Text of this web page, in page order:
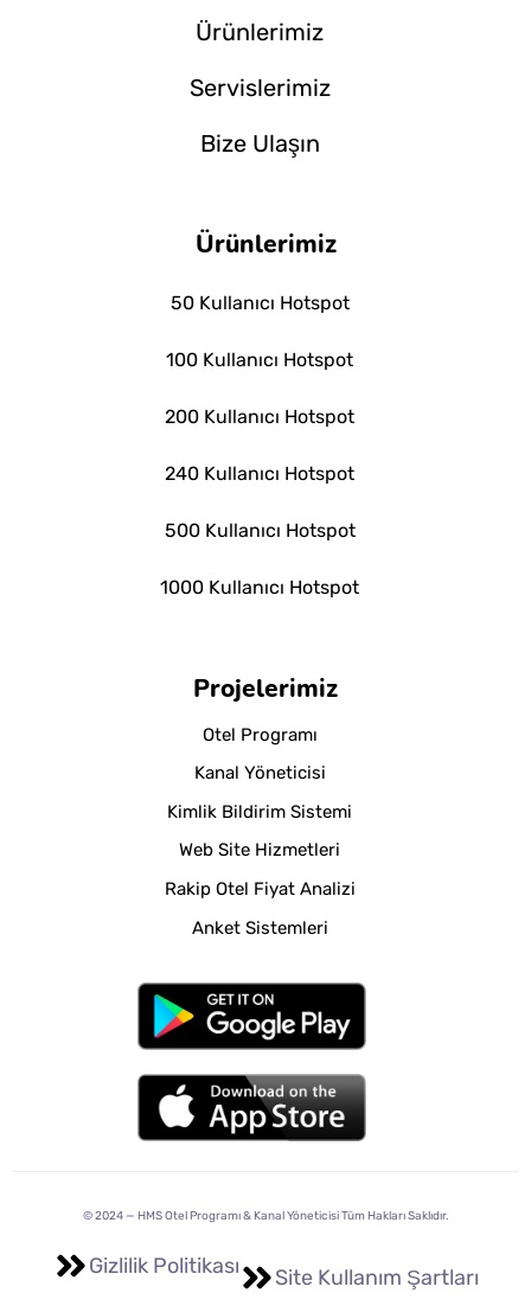
Ürünlerimiz
Servislerimiz
Bize Ulaşın
Ürünlerimiz
50 Kullanıcı Hotspot
100 Kullanıcı Hotspot
200 Kullanıcı Hotspot
240 Kullanıcı Hotspot
500 Kullanıcı Hotspot
1000 Kullanıcı Hotspot
Projelerimiz
Otel Programı
Kanal Yöneticisi
Kimlik Bildirim Sistemi
Web Site Hizmetleri
Rakip Otel Fiyat Analizi
Anket Sistemleri
© 2024 — HMS Otel Programı & Kanal Yöneticisi Tüm Hakları Saklıdır.
Gizlilik Politikası Site Kullanım Şartları